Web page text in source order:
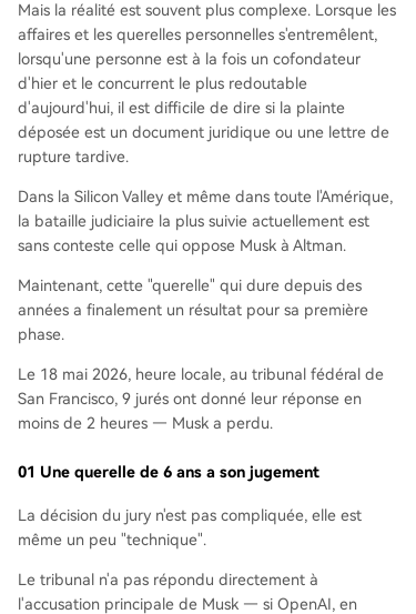
pal d’OpenAI, William Savitt, a déclaré que cette
action en justice était davantage une arme strat
égique utilisée par Musk dans la concurrence co
mmerciale, plutôt qu’une véritable démarche lé
gale. Pour OpenAI, cette décision est une victoir
e cruciale, éliminant un risque juridique majeur à
l’approche d’une éventuelle introduction en bou
rse. L’entreprise, valorisée à 852 milliards de doll
ars, affiche une forte croissance commerciale av
ec des versions avancées de ses modèles d’IA c
médiate soit terminée, le débat sous-jacent con
cernant la tension entre les idéaux à but non luc
ratif et les impératifs commerciaux dans le dével
é son inten...
Mais la réalité est souvent plus complexe. Lorsque les
affaires et les querelles personnelles s'entremêlent,
lorsqu'une personne est à la fois un cofondateur
d'hier et le concurrent le plus redoutable
d'aujourd'hui, il est difficile de dire si la plainte
déposée est un document juridique ou une lettre de
rupture tardive.
Dans la Silicon Valley et même dans toute l'Amérique,
la bataille judiciaire la plus suivie actuellement est
sans conteste celle qui oppose Musk à Altman.
Maintenant, cette "querelle" qui dure depuis des
années a finalement un résultat pour sa première
phase.
Le 18 mai 2026, heure locale, au tribunal fédéral de
San Francisco, 9 jurés ont donné leur réponse en
moins de 2 heures — Musk a perdu.
01 Une querelle de 6 ans a son jugement
La décision du jury n'est pas compliquée, elle est
même un peu "technique".
Le tribunal n'a pas répondu directement à
l'accusation principale de Musk — si OpenAI, en